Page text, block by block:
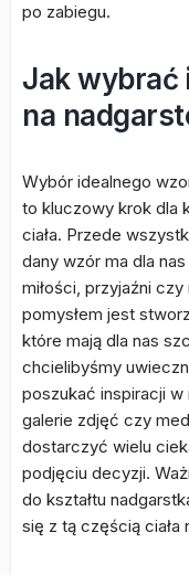
po zabiegu.
Jak wybrać
na
Wybór idealnego
to kluczowy krok dla
ciała. Przede
dany wzór ma dla
miłości, przyjaźni
pomysłem jest
które mają dla nas
chcielibyśmy
poszukać inspiracji w
galerie zdjęć czy
dostarczyć wielu
podjęciu decyzji.
do kształtu
się z tą częścią ciała